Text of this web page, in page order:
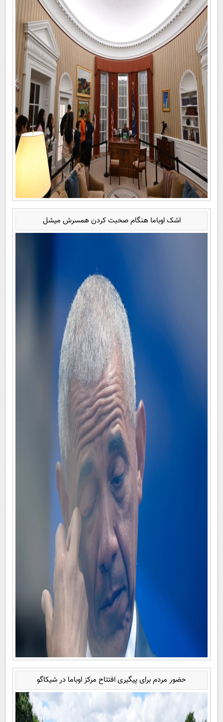
اشک اوباما هنگام صحبت کردن همسرش میشل
حضور مردم برای پیگیری افتتاح مرکز اوباما در شیکاگو